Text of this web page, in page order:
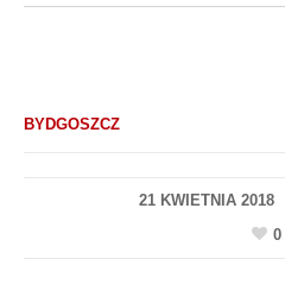
BYDGOSZCZ
21 KWIETNIA 2018
0